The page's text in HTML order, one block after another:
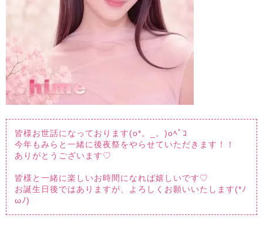
皆様お世話になっております(o*。_。)oﾍﾟｺ
今年もみらと一緒に後夜祭をやらせていただきます！！
ありがとうございます♡
皆様と一緒に楽しいお時間になれば嬉しいです♡
お誕生日後ではありますが、よろしくお願いいたします(*ﾉ
ωﾉ)